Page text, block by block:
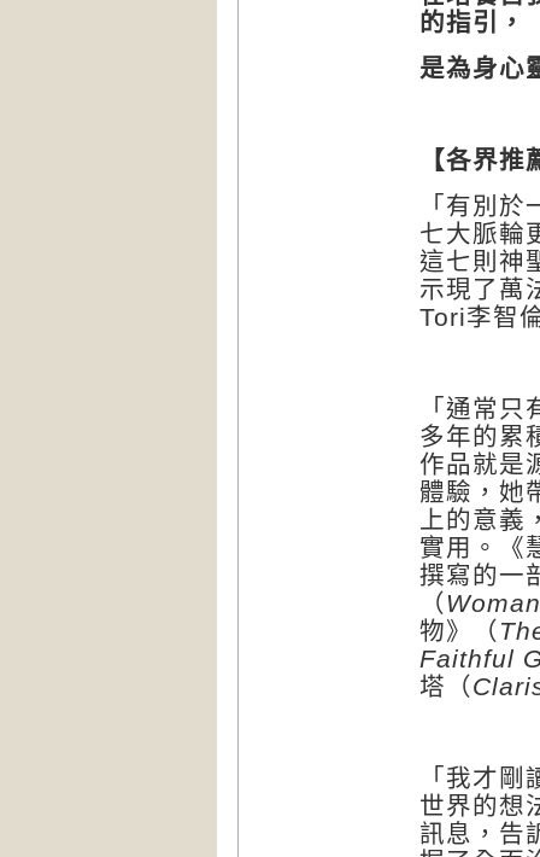
的指引，
是為身心
【各界推
「有別
七大脈輪
這七則神
示現了萬
Tori李智
「通常
多年的累
作品就是
體驗，她
上的意
實用。《
撰寫的一
（
物》（
Faithful
塔（
「我才
世界的想
訊息，告